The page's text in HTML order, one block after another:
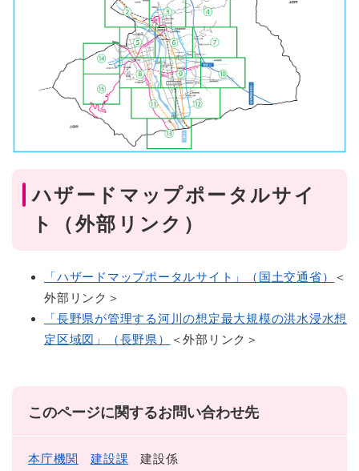
ハザードマップポータルサイ
ト（外部リンク）
「ハザードマップポータルサイト」（国土交通省）
＜
外部リンク＞
「長野県が管理する河川の想定最大規模の洪水浸水想
定区域図」（長野県）
＜外部リンク＞
このページに関するお問い合わせ先
本庁機関 建設課 建設係